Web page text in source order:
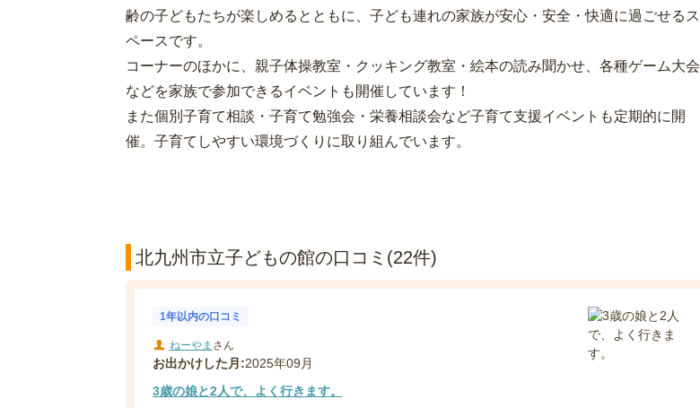
齢の子どもたちが楽しめるとともに、子ども連れの家族が安心・安全・快適に過ごせるス
ペースです。
コーナーのほかに、親子体操教室・クッキング教室・絵本の読み聞かせ、各種ゲーム大会
などを家族で参加できるイベントも開催しています！
また個別子育て相談・子育て勉強会・栄養相談会など子育て支援イベントも定期的に開
催。子育てしやすい環境づくりに取り組んでいます。
北九州市立子どもの館の口コミ(22件)
1年以内の口コミ
ねーやま さん
お出かけした月:2025年09月
3歳の娘と2人で、よく行きます。